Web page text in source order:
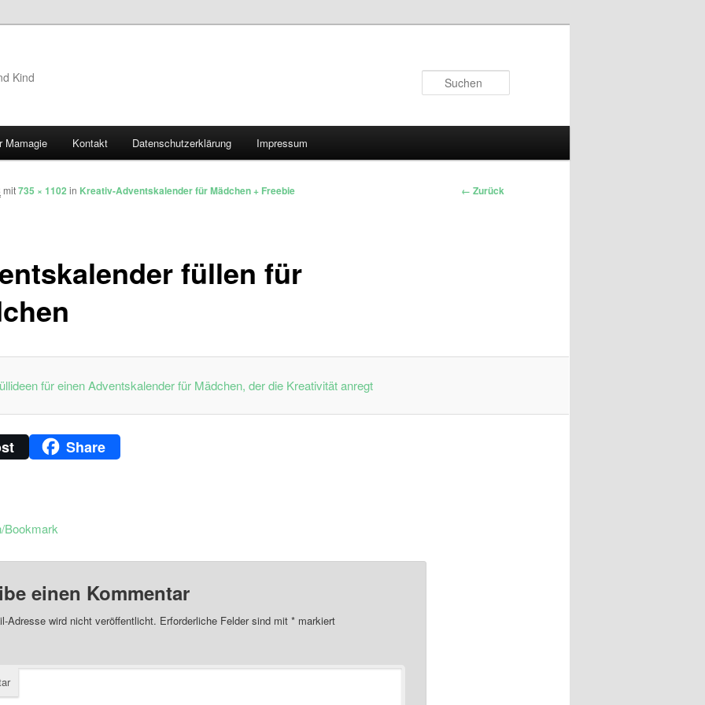
Kind
Mamagie Kontakt Datenschutzerklärung Impressum
← Zurück
füllen für
mit735 × 1102 in Kreativ-Adventskalender für Mädchen + Freebie
Share
Bookmark
einen Kommentar
Adresse wird nicht veröffentlicht. Erforderliche Felder sind mit *markiert